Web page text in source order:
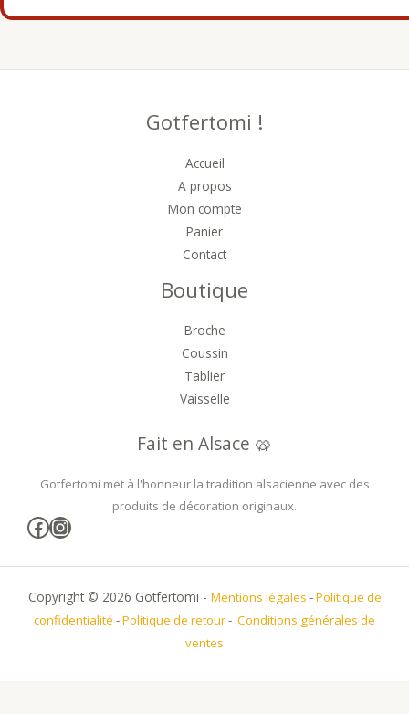
Gotfertomi !
Accueil
A propos
Mon compte
Panier
Contact
Boutique
Broche
Coussin
Tablier
Vaisselle
Fait en Alsace 🥨
Gotfertomi met à l'honneur la tradition alsacienne avec des
produits de décoration originaux.
Facebook
Instagram
Copyright © 2026 Gotfertomi - Mentions légales -Politique de
confidentialité -Politique de retour- Conditions générales de
ventes